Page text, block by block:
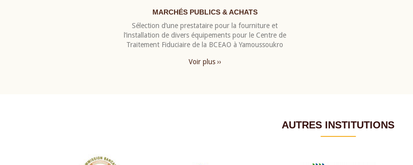
MARCHÉS PUBLICS & ACHATS
Sélection d’une prestataire pour la fourniture et
l’installation de divers équipements pour le Centre de
Traitement Fiduciaire de la BCEAO à Yamoussoukro
Voir plus ››
AUTRES INSTITUTIONS